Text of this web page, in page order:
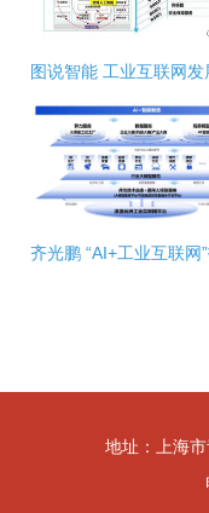
地址：上海